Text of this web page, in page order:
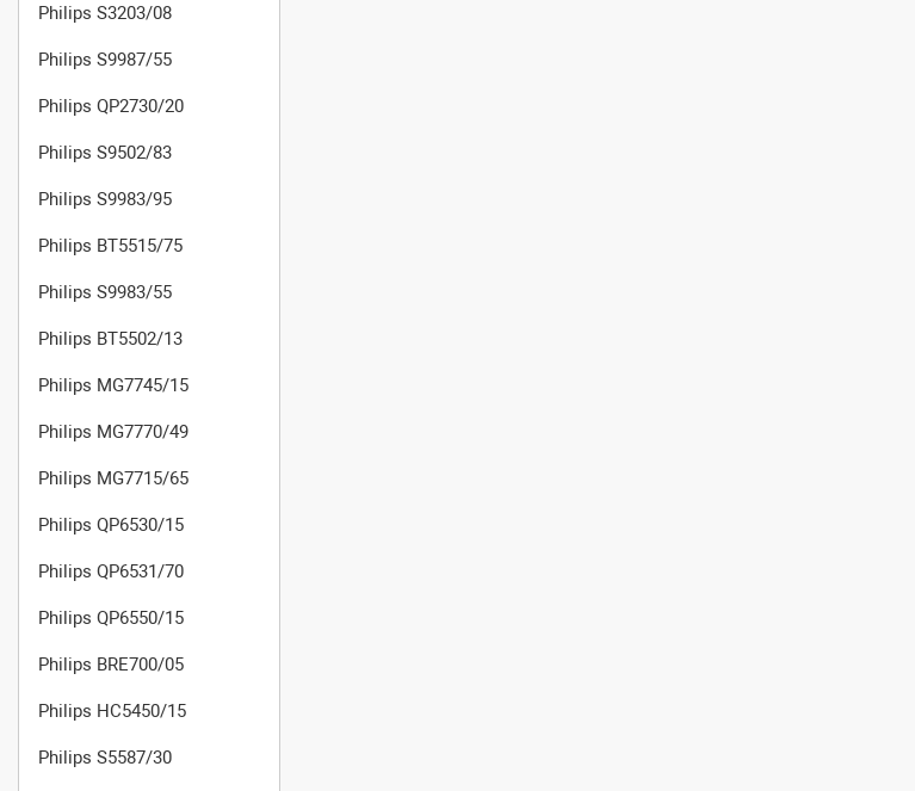
Philips S3203/08
Philips S9987/55
Philips QP2730/20
Philips S9502/83
Philips S9983/95
Philips BT5515/75
Philips S9983/55
Philips BT5502/13
Philips MG7745/15
Philips MG7770/49
Philips MG7715/65
Philips QP6530/15
Philips QP6531/70
Philips QP6550/15
Philips BRE700/05
Philips HC5450/15
Philips S5587/30